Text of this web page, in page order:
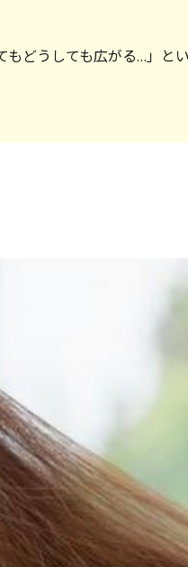
もどうしても広がる…」と